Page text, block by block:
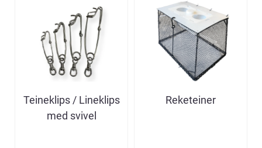
Teineklips / Lineklips
med svivel
Reketeiner